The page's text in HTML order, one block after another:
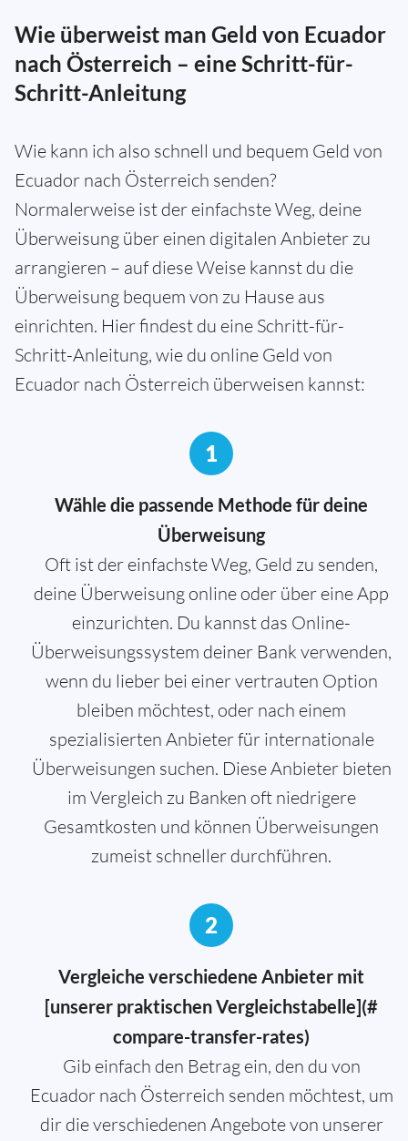
Wie überweist man Geld von Ecuador
nach Österreich – eine Schritt-für-
Schritt-Anleitung
Wie kann ich also schnell und bequem Geld von
Ecuador nach Österreich senden?
Normalerweise ist der einfachste Weg, deine
Überweisung über einen digitalen Anbieter zu
arrangieren – auf diese Weise kannst du die
Überweisung bequem von zu Hause aus
einrichten. Hier findest du eine Schritt-für-
Schritt-Anleitung, wie du online Geld von
Ecuador nach Österreich überweisen kannst:
1
Wähle die passende Methode für deine
Überweisung
Oft ist der einfachste Weg, Geld zu senden,
deine Überweisung online oder über eine App
einzurichten. Du kannst das Online-
Überweisungssystem deiner Bank verwenden,
wenn du lieber bei einer vertrauten Option
bleiben möchtest, oder nach einem
spezialisierten Anbieter für internationale
Überweisungen suchen. Diese Anbieter bieten
im Vergleich zu Banken oft niedrigere
Gesamtkosten und können Überweisungen
zumeist schneller durchführen.
2
Vergleiche verschiedene Anbieter mit
[unserer praktischen Vergleichstabelle](#
compare-transfer-rates)
Gib einfach den Betrag ein, den du von
Ecuador nach Österreich senden möchtest, um
dir die verschiedenen Angebote von unserer